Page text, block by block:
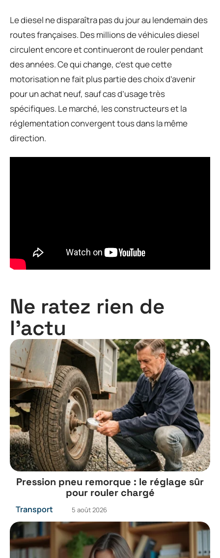
Le diesel ne disparaîtra pas du jour au lendemain des
routes françaises. Des millions de véhicules diesel
circulent encore et continueront de rouler pendant
des années. Ce qui change, c’est que cette
motorisation ne fait plus partie des choix d’avenir
pour un achat neuf, sauf cas d’usage très
spécifiques. Le marché, les constructeurs et la
réglementation convergent tous dans la même
direction.
Ne ratez rien de
l'actu
Pression pneu remorque : le réglage sûr
pour rouler chargé
Transport 5 août 2026